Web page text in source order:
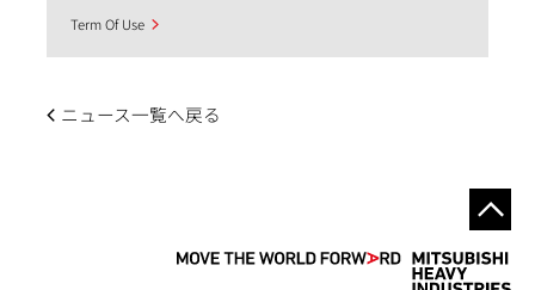
Term Of Use
ニュース一覧へ戻る